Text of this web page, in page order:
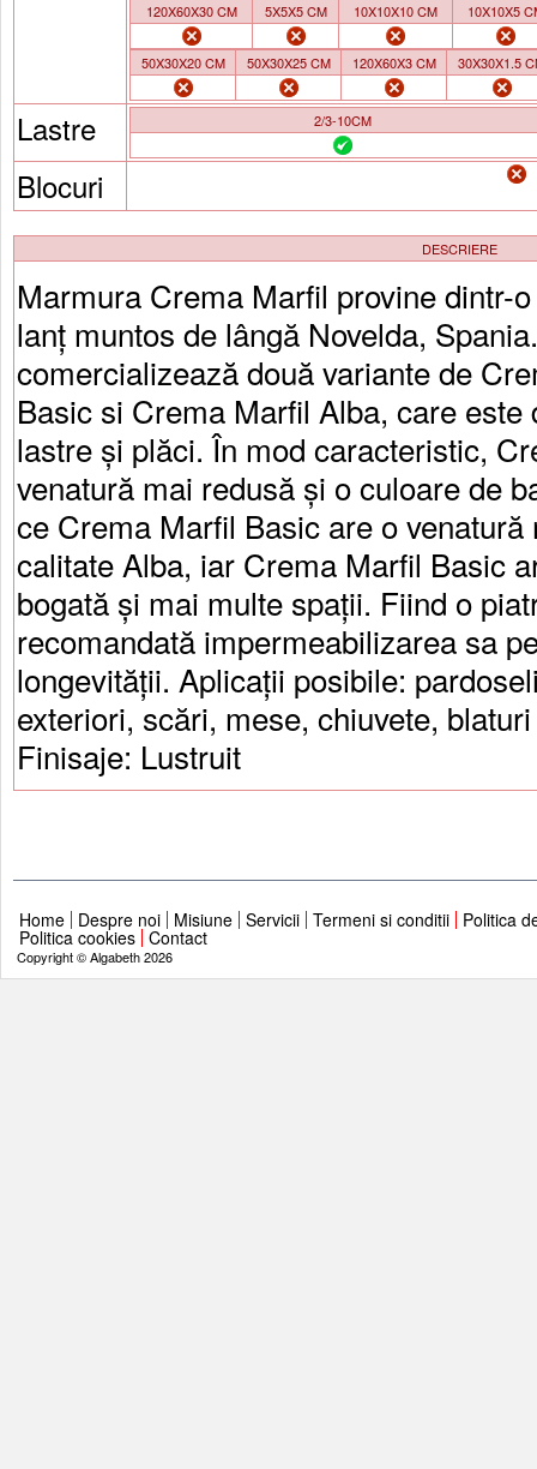
120X60X30 CM 5X5X5 CM 10X10X10 CM 10X10X5
50X30X20 CM 50X30X25 CM 120X60X3 CM 30X30X1.5
Lastre 2/3-10CM
Blocuri
DESCRIERE
Marmura Crema Marfil provine dintr-
lanț muntos de lângă Novelda,
comercializează două variante de
Basic si Crema Marfil Alba, care
lastre și plăci. În mod caracteristic,
venatură mai redusă și o culoare de
ce Crema Marfil Basic are o
calitate Alba, iar Crema Marfil Basic
bogată și mai multe spații. Fiind o
recomandată impermeabilizarea sa
longevității. Aplicații posibile:
exteriori, scări, mese, chiuvete,
Finisaje: Lustruit
Home Despre noi Misiune Servicii Termeni si conditii Politica
Politica cookies Contact
Copyright © Algabeth 2026